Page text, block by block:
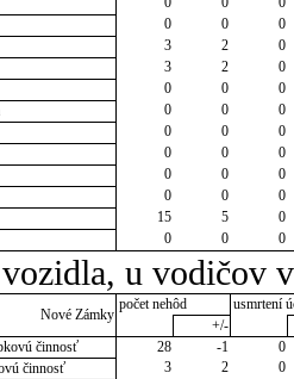
0 0
0
3 2
0
3 2
0
0 0
0
0 0
0
0 0
0
0 0
0
0 0
0
0 0
0
15 5
0
0 0 0
u vodičov
Nové Zámky
počet nehôd
usmrtení
+/-
činnosť
28 -1
0
činnosť
3 2
0